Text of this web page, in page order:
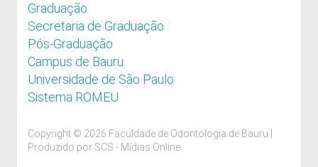
Graduação
Secretaria de Graduação
Pós-Graduação
Campus de Bauru
Universidade de São Paulo
Sistema ROMEU
Copyright © 2026 Faculdade de Odontologia de Bauru |
Produzido por SCS - Mídias Online